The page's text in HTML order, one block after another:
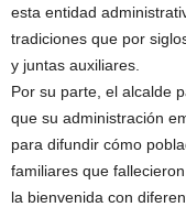
esta entidad
tradiciones que por
y juntas auxiliares.
Por su parte, el alcalde
que su administración
para difundir cómo
familiares que
la bienvenida con